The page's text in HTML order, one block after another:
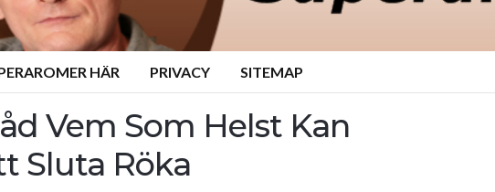
HÄR PRIVACY SITEMAP
Vem Som Helst Kan
Sluta Röka